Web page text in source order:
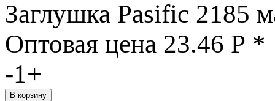
Заглушка Pasific 2185
Оптовая цена 23.46 Р *
-1+